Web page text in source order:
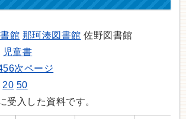
館 那珂湊図書館 佐野図書館
児童書
56次ページ
20 50
受入した資料です。